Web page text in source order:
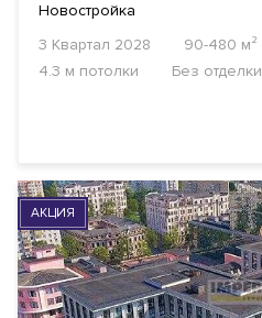
Новостройка
3 Квартал 2028
90-480 м²
4.3 м потолки
Без отделки
АКЦИЯ